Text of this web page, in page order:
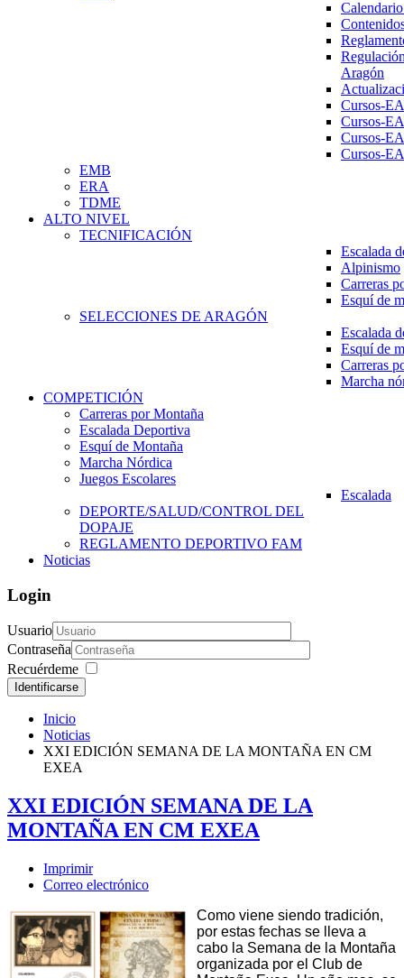
Aragón
Cursos-
Cursos-
Cursos-
Cursos-
EMB
ERA
TDME
ALTO NIVEL
TECNIFICACIÓN
Escalada
Alpinismo
Carreras
Esquí de
SELECCIONES DE ARAGÓN
Escalada
Esquí de
Carreras
Marcha
COMPETICIÓN
Carreras por Montaña
Escalada Deportiva
Esquí de Montaña
Marcha Nórdica
Juegos Escolares
Escalada
DEPORTE/SALUD/CONTROL DEL
DOPAJE
REGLAMENTO DEPORTIVO FAM
Noticias
Login
Usuario
Contraseña
Recuérdeme
Identificarse
Inicio
Noticias
XXI EDICIÓN SEMANA DE LA MONTAÑA EN CM
EXEA
XXI EDICIÓN SEMANA DE LA
MONTAÑA EN CM EXEA
Imprimir
Correo electrónico
Como viene siendo tradición,
por estas fechas se lleva a
cabo la Semana de la Montaña
organizada por el Club de